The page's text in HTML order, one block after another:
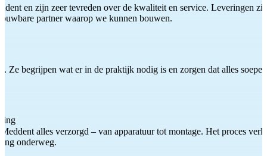
en zijn zeer tevreden over de kwaliteit en service. Leveringen
partner waarop we kunnen bouwen.
Ze begrijpen wat er in de praktijk nodig is en zorgen dat alles
alles verzorgd – van apparatuur tot montage. Het proces
onderweg.